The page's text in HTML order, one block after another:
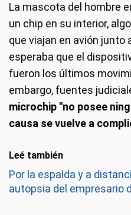
La mascota del hombre
un chip en su interior,
que viajan en avión junto
esperaba que el
fueron los últimos
embargo, fuentes
microchip "no posee
causa se vuelve a
Leé también
Por la espalda y a
autopsia del empresario